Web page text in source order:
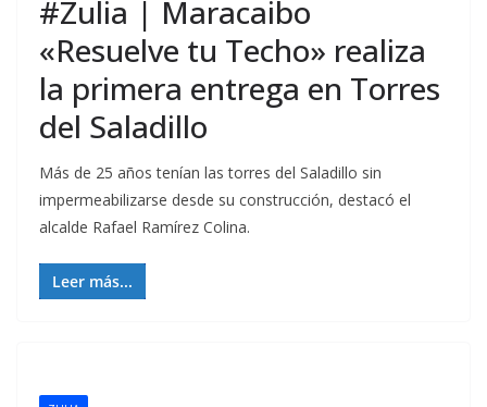
#Zulia | Maracaibo
«Resuelve tu Techo» realiza
la primera entrega en Torres
del Saladillo
Más de 25 años tenían las torres del Saladillo sin
impermeabilizarse desde su construcción, destacó el
alcalde Rafael Ramírez Colina.
Leer más...